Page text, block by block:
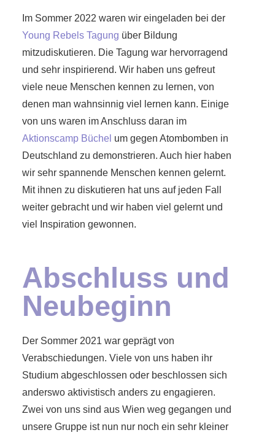
Im Sommer 2022 waren wir eingeladen bei der
Young Rebels Tagung über Bildung
mitzudiskutieren. Die Tagung war hervorragend
und sehr inspirierend. Wir haben uns gefreut
viele neue Menschen kennen zu lernen, von
denen man wahnsinnig viel lernen kann. Einige
von uns waren im Anschluss daran im
Aktionscamp Büchel um gegen Atombomben in
Deutschland zu demonstrieren. Auch hier haben
wir sehr spannende Menschen kennen gelernt.
Mit ihnen zu diskutieren hat uns auf jeden Fall
weiter gebracht und wir haben viel gelernt und
viel Inspiration gewonnen.
Abschluss und
Neubeginn
Der Sommer 2021 war geprägt von
Verabschiedungen. Viele von uns haben ihr
Studium abgeschlossen oder beschlossen sich
anderswo aktivistisch anders zu engagieren.
Zwei von uns sind aus Wien weg gegangen und
unsere Gruppe ist nun nur noch ein sehr kleiner